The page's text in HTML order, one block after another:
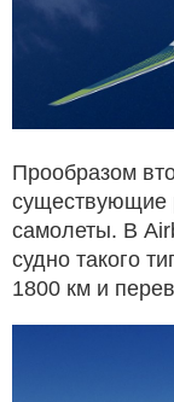
Прообразом
существующие
самолеты. В
судно такого
1800 км и